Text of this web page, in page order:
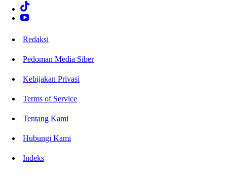
Redaksi
Pedoman Media Siber
Kebijakan Privasi
Terms of Service
Tentang Kami
Hubungi Kami
Indeks